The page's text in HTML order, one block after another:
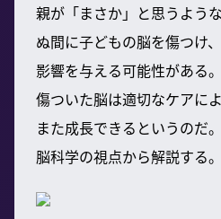
親が「まさか」と思うよう
ぬ間に子どもの脳を傷つけ
影響を与える可能性がある
傷ついた脳は適切なケアに
また成長できるというのだ
脳科学の視点から解説する。